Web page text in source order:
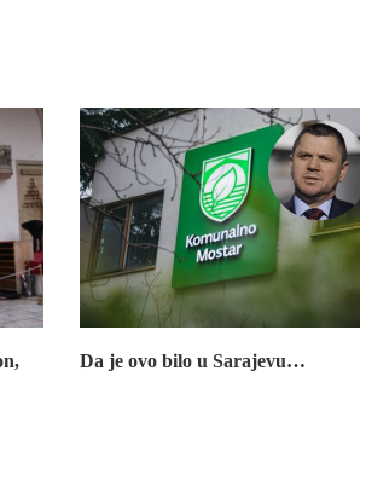
Da je ovo bilo u Sarajevu…